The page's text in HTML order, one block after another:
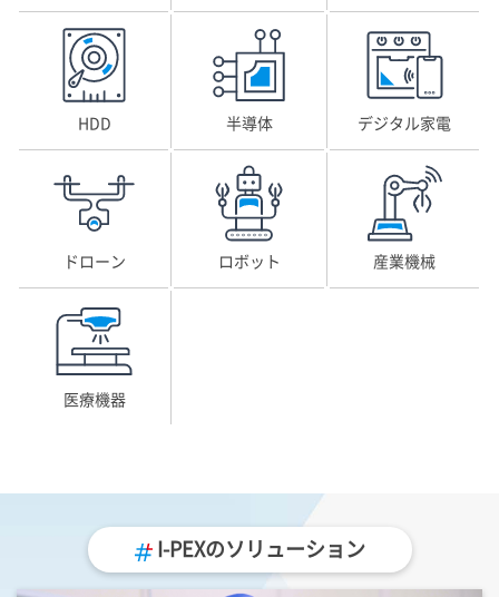
HDD 半導体 デジタル家電
ドローン ロボット 産業機械
医療機器
I-PEXのソリューション